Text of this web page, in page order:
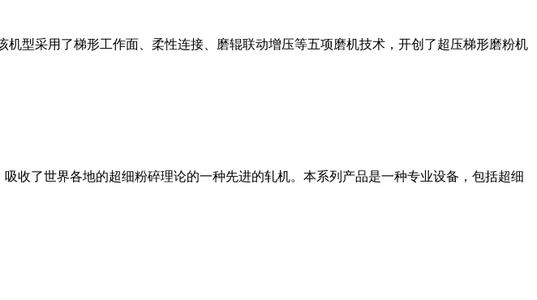
型采用了梯形工作面、柔性连接、磨辊联动增压等五项磨机技术，开创了超压梯形磨粉机
收了世界各地的超细粉碎理论的一种先进的轧机。本系列产品是一种专业设备，包括超细